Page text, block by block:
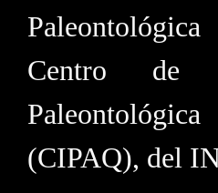
Centro de
(CIPAQ), del